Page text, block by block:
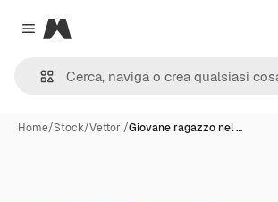
Close menu
Magnific
Home/Stock/Vettori/Giovane ragazzo nel …